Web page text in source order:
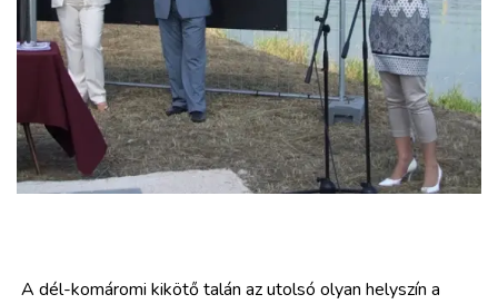
A dél-komáromi kikötő talán az utolsó olyan helyszín a